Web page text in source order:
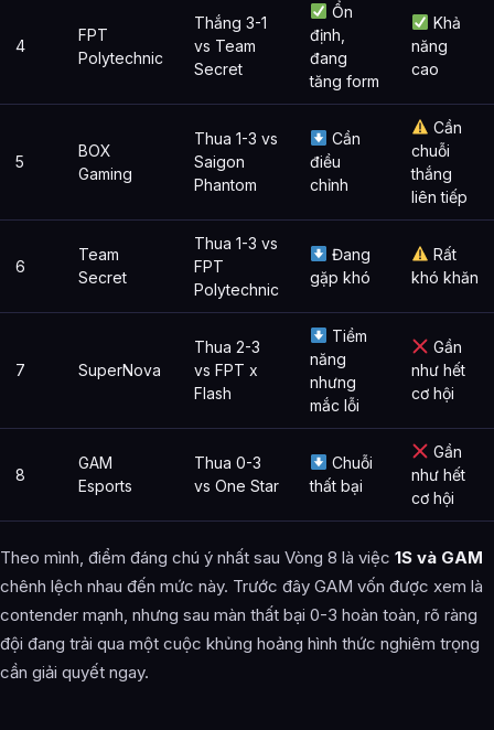
4
FPT
Polytechnic
Thắng 3-1
vs Team
Secret
Ổn
định,
đang
tăng form
Khả
năng
cao
5
BOX
Gaming
Thua 1-3 vs
Saigon
Phantom
Cần
điều
chỉnh
Cần
chuỗi
thắng
liên tiếp
6
Team
Secret
Thua 1-3 vs
FPT
Polytechnic
Đang
gặp khó
Rất
khó khăn
7 SuperNova
Thua 2-3
vs FPT x
Flash
Tiềm
năng
nhưng
mắc lỗi
Gần
như hết
cơ hội
8
GAM
Esports
Thua 0-3
vs One Star
Chuỗi
thất bại
Gần
như hết
cơ hội
Theo mình, điểm đáng chú ý nhất sau Vòng 8 là việc 1S và GAM
chênh lệch nhau đến mức này. Trước đây GAM vốn được xem là
contender mạnh, nhưng sau màn thất bại 0-3 hoàn toàn, rõ ràng
đội đang trải qua một cuộc khủng hoảng hình thức nghiêm trọng
cần giải quyết ngay.